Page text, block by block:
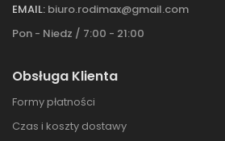
EMAIL: biuro.rodimax@gmail.com
Pon - Niedz / 7:00 - 21:00
Obsługa Klienta
Formy płatności
Czas i koszty dostawy